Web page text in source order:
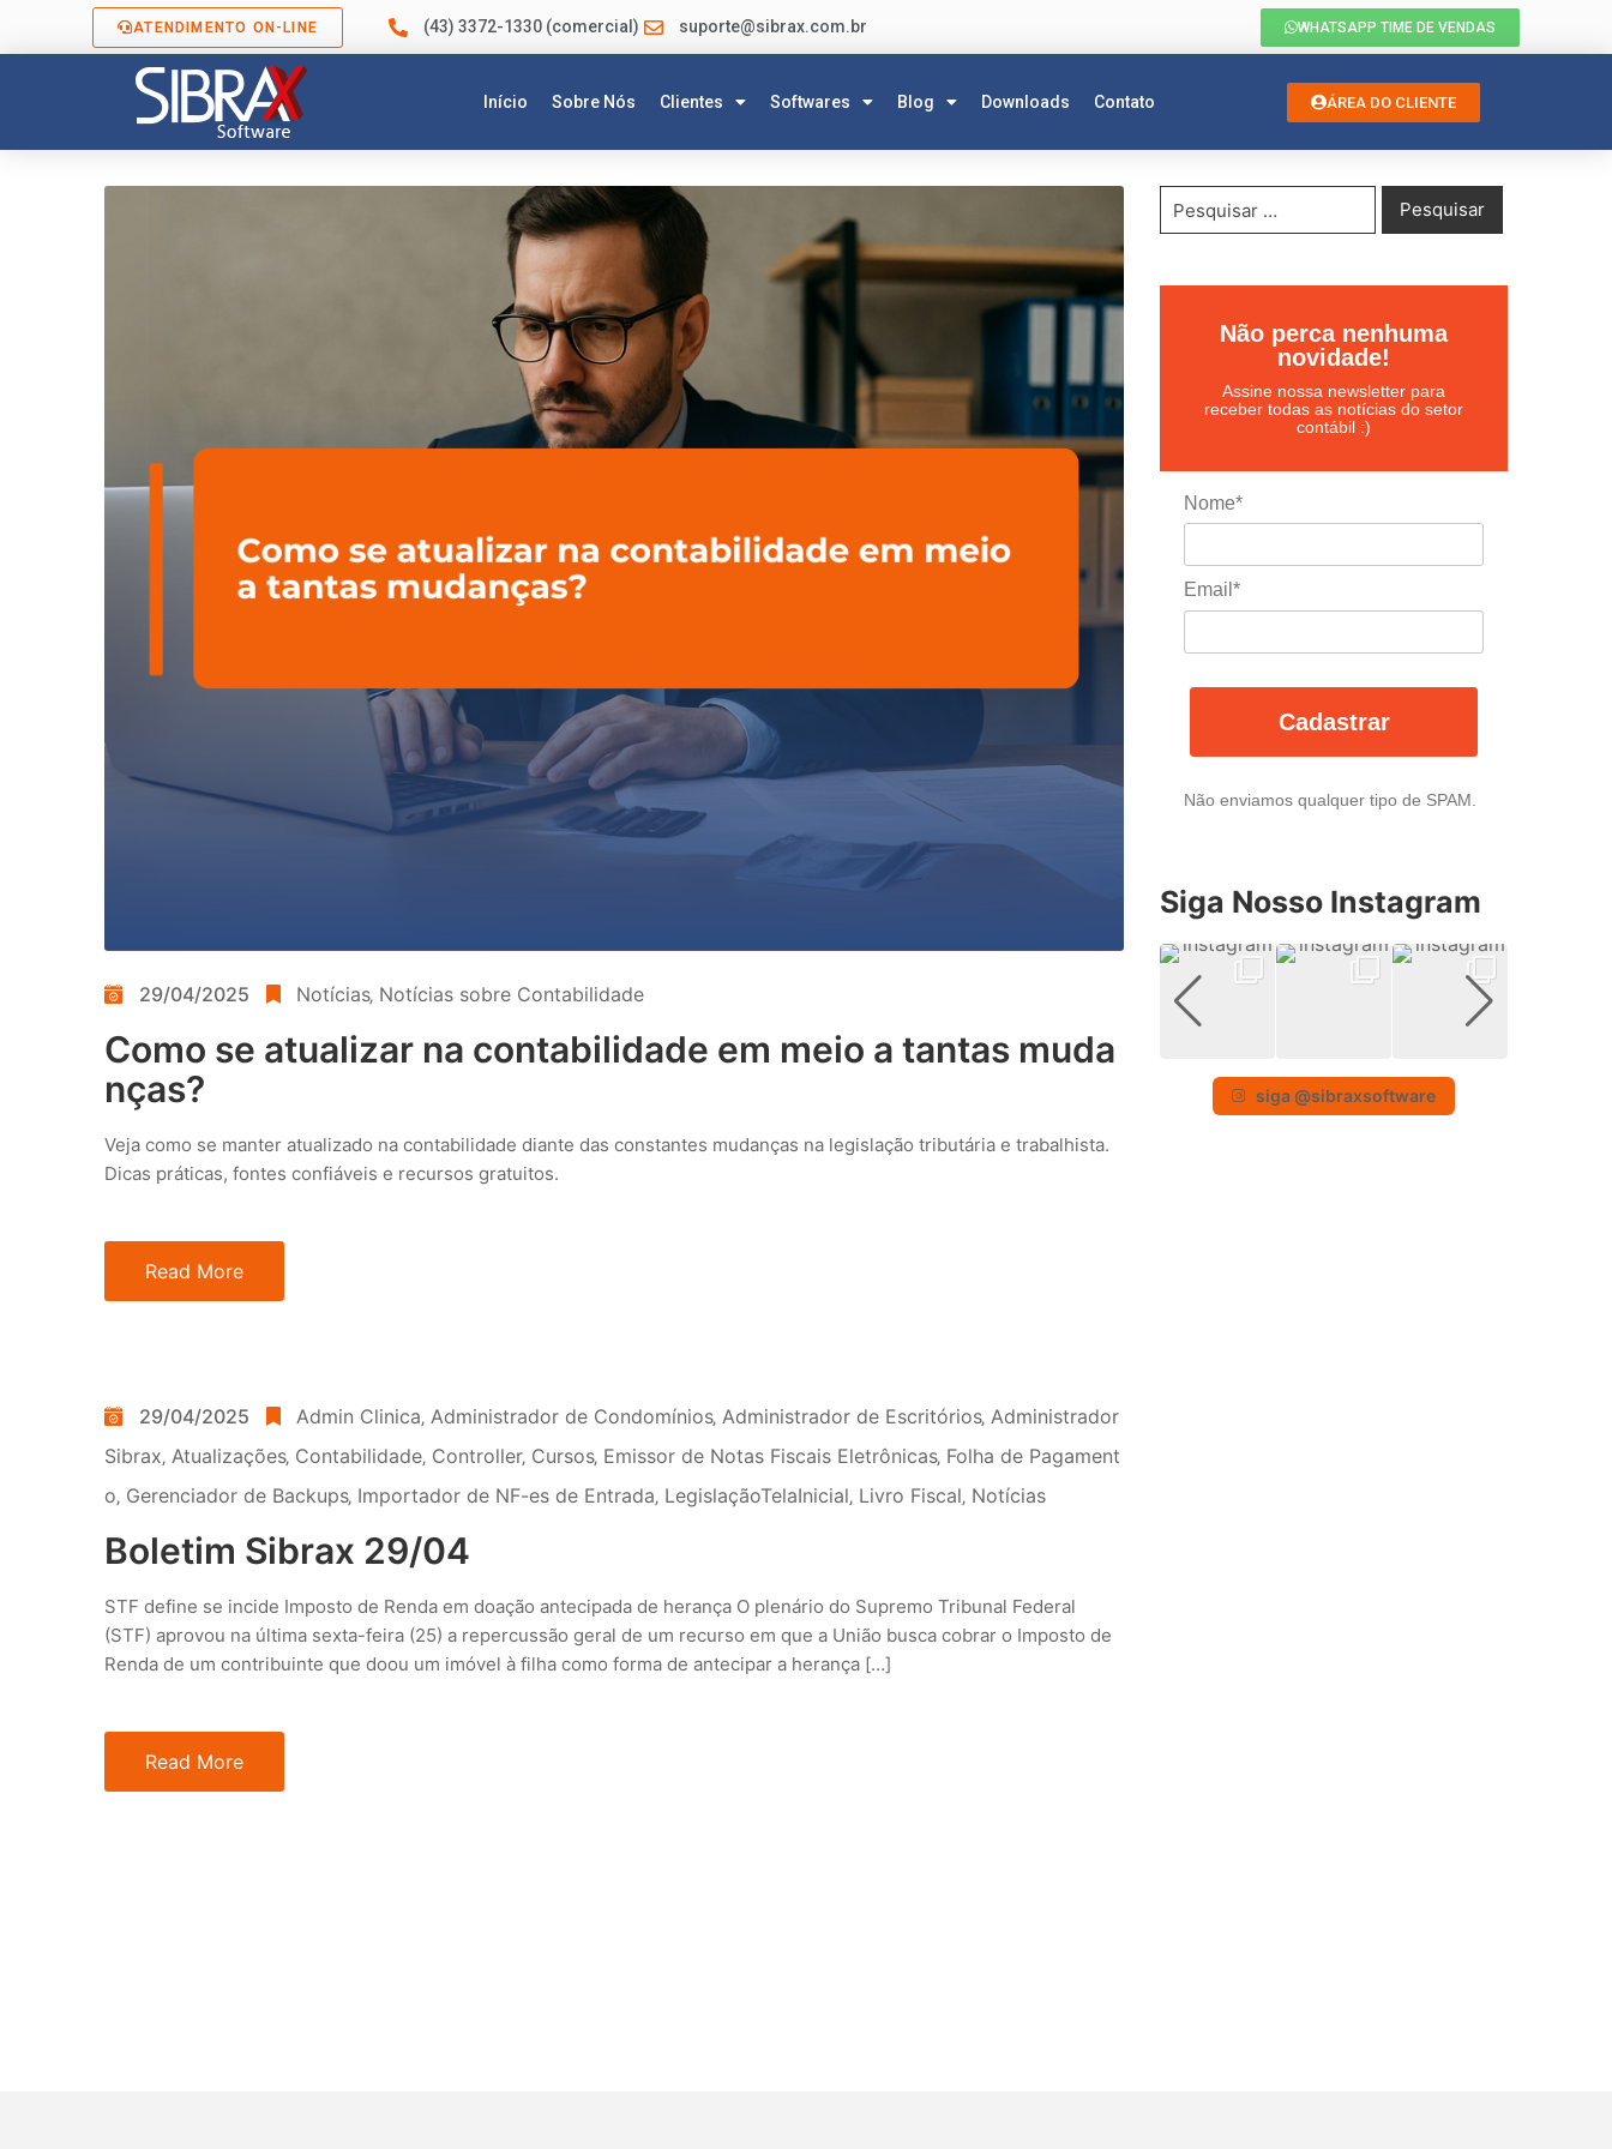
ATENDIMENTO ON-LINE (43) 3372-1330 (comercial) suporte@sibrax.com.br WHATSAPP TIME DE VENDAS
Início Sobre Nós Clientes Softwares Blog Downloads Contato ÁREA DO CLIENTE
29/04/2025 Notícias‚ Notícias sobre Contabilidade
Como se atualizar na contabilidade em meio a tantas muda
nças?
Veja como se manter atualizado na contabilidade diante das constantes mudanças na legislação tributária e trabalhista.
Dicas práticas, fontes confiáveis e recursos gratuitos.
Read More
29/04/2025 Admin Clinica‚ Administrador de Condomínios‚ Administrador de Escritórios‚ Administrador
Sibrax‚ Atualizações‚ Contabilidade‚ Controller‚ Cursos‚ Emissor de Notas Fiscais Eletrônicas‚ Folha de Pagament
o‚ Gerenciador de Backups‚ Importador de NF-es de Entrada‚ LegislaçãoTelaInicial‚ Livro Fiscal‚ Notícias
Boletim Sibrax 29/04
STF define se incide Imposto de Renda em doação antecipada de herança O plenário do Supremo Tribunal Federal
(STF) aprovou na última sexta-feira (25) a repercussão geral de um recurso em que a União busca cobrar o Imposto de
Renda de um contribuinte que doou um imóvel à filha como forma de antecipar a herança […]
Read More
Não perca nenhuma
novidade!
Assine nossa newsletter para
receber todas as notícias do setor
contábil :)
Nome*
Email*
Cadastrar
Não enviamos qualquer tipo de SPAM.
Siga Nosso Instagram
siga @sibraxsoftware